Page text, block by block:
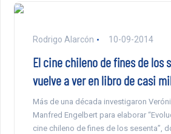
Rodrigo Alarcón 10-09-2014
El cine chileno de fines de los
vuelve a ver en libro de casi
Más de una década investigaron
Manfred Engelbert para elaborar
cine chileno de fines de los sesenta”,